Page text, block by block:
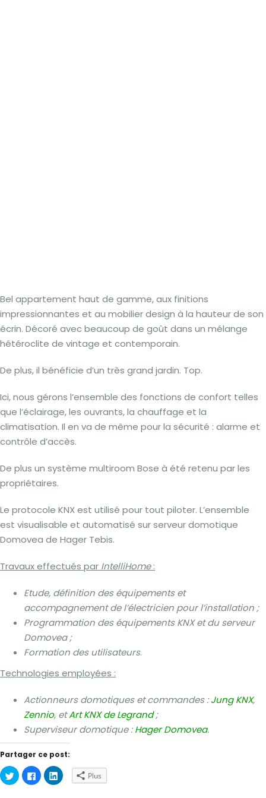
Bel appartement haut de gamme, aux finitions
impressionnantes et au mobilier design à la hauteur de son
écrin. Décoré avec beaucoup de goût dans un mélange
hétéroclite de vintage et contemporain.
De plus, il bénéficie d’un très grand jardin. Top.
Ici, nous gérons l’ensemble des fonctions de confort telles
que l’éclairage, les ouvrants, la chauffage et la
climatisation. Il en va de même pour la sécurité : alarme et
contrôle d’accès.
De plus un système multiroom Bose à été retenu par les
propriétaires.
Le protocole KNX est utilisé pour tout piloter. L’ensemble
est visualisable et automatisé sur serveur domotique
Domovea de Hager Tebis.
Travaux effectués par IntelliHome:
Etude, définition des équipements et
accompagnement de l’électricien pour l’installation ;
Programmation des équipements KNX et du serveur
Domovea ;
Formation des utilisateurs.
Technologies employées :
Actionneurs domotiques et commandes :Jung KNX,
Zennio, etArt KNX de Legrand;
Superviseur domotique :Hager Domovea.
Partager ce post:
Cliquez
pour
partager
Cliquez
pour
partager
Cliquez
pour Plus